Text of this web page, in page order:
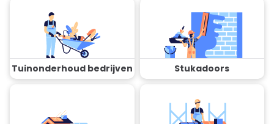
Tuinonderhoud bedrijven Stukadoors